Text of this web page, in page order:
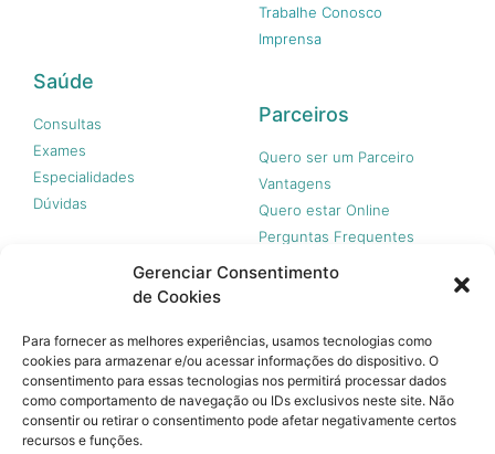
Gerenciar Consentimento
de Cookies
Para fornecer as melhores experiências, usamos tecnologias como
cookies para armazenar e/ou acessar informações do dispositivo. O
consentimento para essas tecnologias nos permitirá processar dados
como comportamento de navegação ou IDs exclusivos neste site. Não
consentir ou retirar o consentimento pode afetar negativamente certos
recursos e funções.
Trabalhe Conosco
Imprensa
Saúde
Consultas
Exames
Especialidades
Dúvidas
Parceiros
Quero ser um Parceiro
Vantagens
Quero estar Online
Perguntas Frequentes